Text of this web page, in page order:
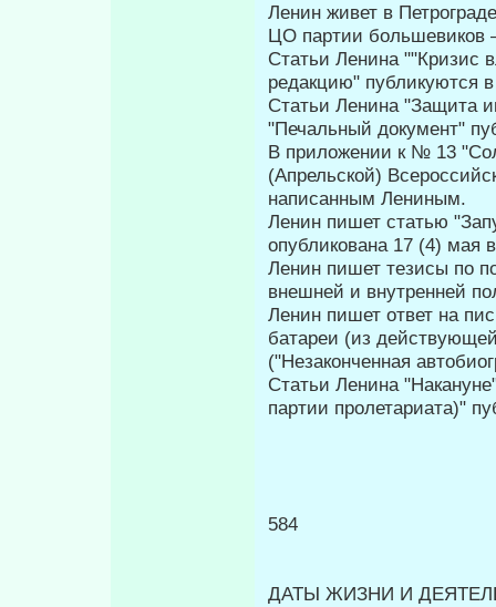
Ленин живет в
ЦО партии большевиков
Статьи Ленина ""Кризис
редакцию" публикуются
Статьи Ленина "Защита
"Печальный документ"
В приложении к № 13
(Апрельской)
написанным Лени­ным.
Ленин пишет статью
опубликована 17 (4) мая
Ленин пишет тезисы по
внешней и внутренней
Ленин пишет ответ на
батареи (из
("Незакончен­ная
Статьи Ленина
партии пролетариата)"
584
ДАТЫ ЖИЗНИ И